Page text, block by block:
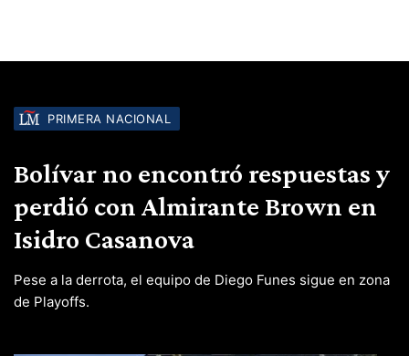
PRIMERA NACIONAL
Bolívar no encontró respuestas y
perdió con Almirante Brown en
Isidro Casanova
Pese a la derrota, el equipo de Diego Funes sigue en zona
de Playoffs.